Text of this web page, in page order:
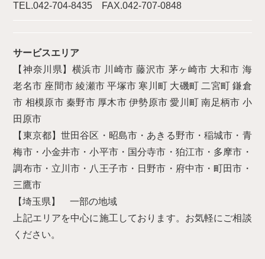
TEL.042-704-8435 FAX.042-707-0848
サービスエリア
【神奈川県】横浜市 川崎市 藤沢市 茅ヶ崎市 大和市 海
老名市 座間市 綾瀬市 平塚市 寒川町 大磯町 二宮町 鎌倉
市 相模原市 秦野市 厚木市 伊勢原市 愛川町 南足柄市 小
田原市
【東京都】世田谷区・昭島市・あきる野市・稲城市・青
梅市・小金井市・小平市・国分寺市・狛江市・多摩市・
調布市・立川市・八王子市・日野市・府中市・町田市・
三鷹市
【埼玉県】 一部の地域
上記エリアを中心に施工しております。お気軽にご相談
ください。